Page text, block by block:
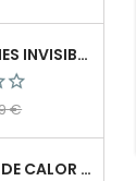
CALCETINES INVISIBLES DE MUJER
€
PARCHES DE CALOR MEGAPLAST